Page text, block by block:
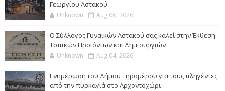
Γεωργίου Αστακού
Unknown Aug 06, 2026
Ο Σύλλογος Γυναικών Αστακού σας καλεί στην Έκθεση
Τοπικών Προϊόντων και Δημιουργιών
Unknown Aug 04, 2026
Ενημέρωση του Δήμου Ξηρομέρου για τους πληγέντες
από την πυρκαγιά στο Αρχοντοχώρι